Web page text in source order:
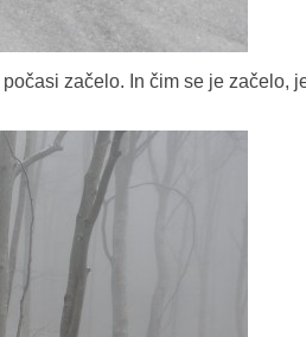
začelo. In čim se je začelo,